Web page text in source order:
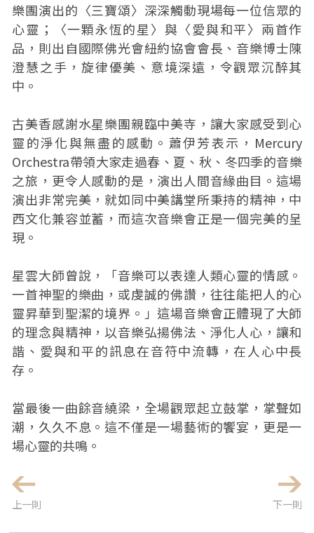
樂團演出的〈三寶頌〉深深觸動現場每一位信眾的
心靈；〈一顆永恆的星〉與〈愛與和平〉兩首作
品，則出自國際佛光會紐約協會會長、音樂博士陳
澄慧之手，旋律優美、意境深遠，令觀眾沉醉其
中。
古美香感謝水星樂團親臨中美寺，讓大家感受到心
靈的淨化與無盡的感動。蕭伊芳表示，Mercury
Orchestra帶領大家走過春、夏、秋、冬四季的音樂
之旅，更令人感動的是，演出人間音緣曲目。這場
演出非常完美，就如同中美講堂所秉持的精神，中
西文化兼容並蓄，而這次音樂會正是一個完美的呈
現。
星雲大師曾說，「音樂可以表達人類心靈的情感。
一首神聖的樂曲，或虔誠的佛讚，往往能把人的心
靈昇華到聖潔的境界。」這場音樂會正體現了大師
的理念與精神，以音樂弘揚佛法、淨化人心，讓和
諧、愛與和平的訊息在音符中流轉，在人心中長
存。
當最後一曲餘音繞梁，全場觀眾起立鼓掌，掌聲如
潮，久久不息。這不僅是一場藝術的饗宴，更是一
場心靈的共鳴。
上一則 下一則